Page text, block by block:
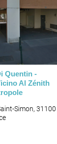
Quentin -
Al Zénith
Simon, 31100